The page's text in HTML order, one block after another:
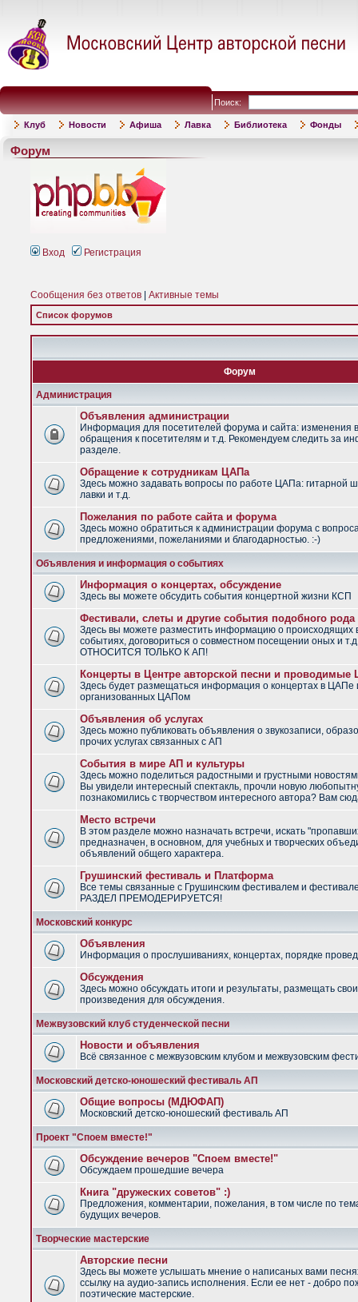
Поиск:
Клуб Новости Афиша Лавка Библиотека Фонды
Форум
Вход Регистрация
Сообщения без ответов Активные темы
Список форумов
Форум
Администрация
Объявления администрации
Информация для посетителей форума и сайта: изменения
обращения к посетителям и т.д. Рекомендуем следить за
разделе.
Обращение к сотрудникам ЦАПа
Здесь можно задавать вопросы по работе ЦАПа: гитарной
лавки и т.д.
Пожелания по работе сайта и форума
Здесь можно обратиться к администрации форума с
предложениями, пожеланиями и благодарностью. :-)
Объявления и информация о событиях
Информация о концертах, обсуждение
Здесь вы можете обсудить события концертной жизни КСП
Фестивали, слеты и другие события подобного рода
Здесь вы можете разместить информацию о
событиях, договориться о совместном посещении оных и
ОТНОСИТСЯ ТОЛЬКО К АП!
Концерты в Центре авторской песни и
Здесь будет размещаться информация о концертах в ЦАПе
организованных ЦАПом
Объявления об услугах
Здесь можно публиковать объявления о звукозаписи,
прочих услугах связанных с АП
События в мире АП и культуры
Здесь можно поделиться радостными и грустными
Вы увидели интересный спектакль, прочли новую
познакомились с творчеством интересного автора? Вам
Место встречи
В этом разделе можно назначать встречи, искать
предназначен, в основном, для учебных и творческих
объявлений общего характера.
Грушинский фестиваль и Платформа
Все темы связанные с Грушинским фестивалем и
РАЗДЕЛ ПРЕМОДЕРИРУЕТСЯ!
Московский конкурс
Объявления
Информация о прослушиваниях, концертах, порядке
Обсуждения
Здесь можно обсуждать итоги и результаты, размещать
произведения для обсуждения.
Межвузовский клуб студенческой песни
Новости и объявления
Всё связанное с межвузовским клубом и межвузовским
Московский детско-юношеский фестиваль АП
Общие вопросы (МДЮФАП)
Московский детско-юношеский фестиваль АП
Проект "Споем вместе!"
Обсуждение вечеров "Споем вместе!"
Обсуждаем прошедшие вечера
Книга "дружеских советов" :)
Предложения, комментарии, пожелания, в том числе по
будущих вечеров.
Творческие мастерские
Авторские песни
Здесь вы можете услышать мнение о написаных вами
ссылку на аудио-запись исполнения. Если ее нет - добро
поэтические мастерские.